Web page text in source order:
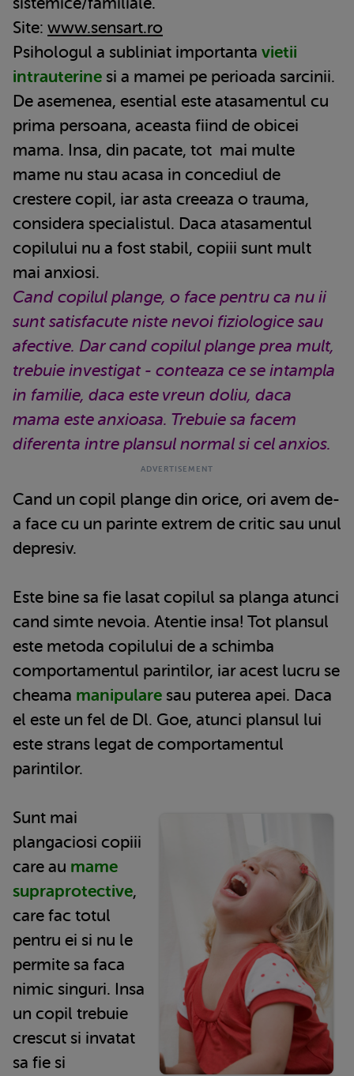
Site: www.sensart.ro
Psihologul a subliniat importanta vietii
intrauterine si a mamei pe perioada sarcinii.
De asemenea, esential este atasamentul cu
prima persoana, aceasta fiind de obicei
mama. Insa, din pacate, tot mai multe
mame nu stau acasa in concediul de
crestere copil, iar asta creeaza o trauma,
considera specialistul. Daca atasamentul
copilului nu a fost stabil, copiii sunt mult
mai anxiosi.
Cand copilul plange, o face pentru ca nu ii
sunt satisfacute niste nevoi fiziologice sau
afective. Dar cand copilul plange prea mult,
trebuie investigat - conteaza ce se intampla
in familie, daca este vreun doliu, daca
mama este anxioasa. Trebuie sa facem
diferenta intre plansul normal si cel anxios.
Cand un copil plange din orice, ori avem de-
a face cu un parinte extrem de critic sau unul
depresiv.
Este bine sa fie lasat copilul sa planga atunci
cand simte nevoia. Atentie insa! Tot plansul
este metoda copilului de a schimba
comportamentul parintilor, iar acest lucru se
cheama manipulare sau puterea apei. Daca
el este un fel de Dl. Goe, atunci plansul lui
este strans legat de comportamentul
parintilor.
Sunt mai
plangaciosi copiii
care au mame
supraprotective,
care fac totul
pentru ei si nu le
permite sa faca
nimic singuri. Insa
un copil trebuie
crescut si invatat
sa fie si